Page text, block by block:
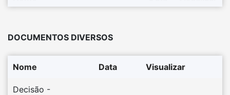
DOCUMENTOS DIVERSOS
Nome Data Visualizar
Decisão -